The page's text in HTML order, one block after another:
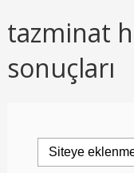
tazminat
sonuçları